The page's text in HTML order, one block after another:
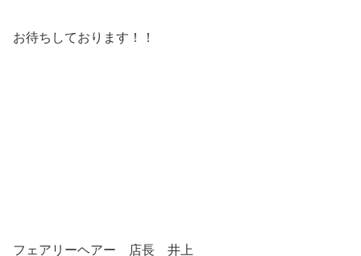
お待ちしております！！
フェアリーヘアー 店長 井上